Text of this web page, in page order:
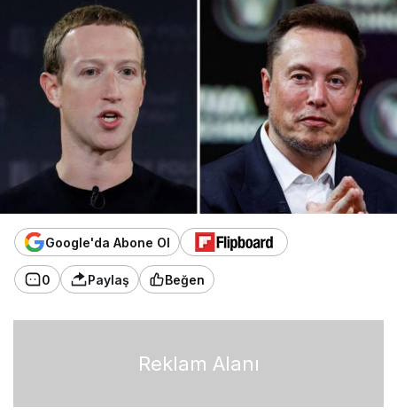
Google'da Abone Ol
0 Paylaş Beğen
Reklam Alanı